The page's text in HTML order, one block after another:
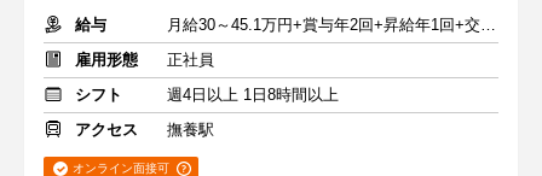
給与
月給30～45.1万円+賞与年2回+昇給年1回+交通費全額
雇用形態
正社員
シフト
週4日以上 1日8時間以上
アクセス
撫養駅
オンライン面接可